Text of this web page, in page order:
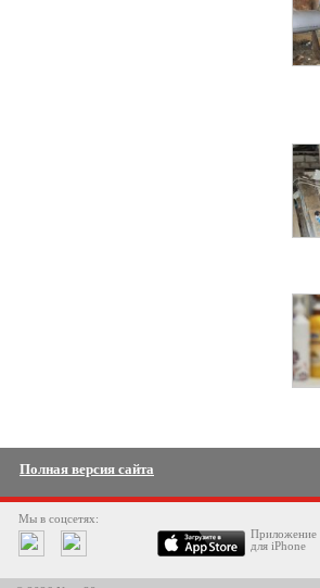
Полная версия сайта
Мы в соцсетях:
Приложение
для iPhone